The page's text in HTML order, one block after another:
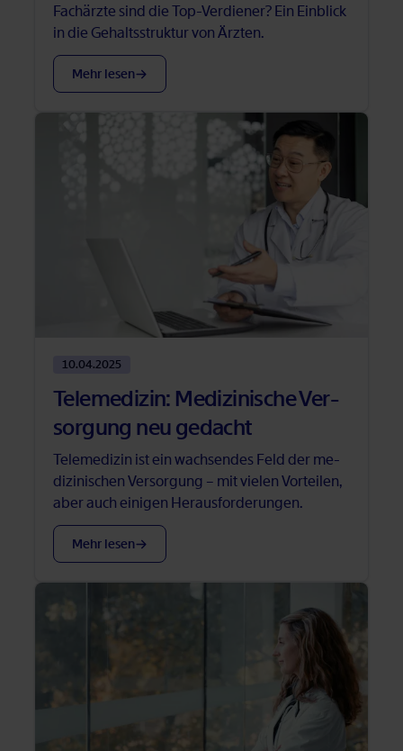
Fach­ärz­te sind die Top-Ver­die­ner? Ein Ein­blick
in die Ge­halts­struk­tur von Ärz­ten.
Mehr le­sen
10.04.2025
Te­le­me­di­zin: Me­di­zi­ni­sche Ver­
sor­gung neu ge­dacht
Te­le­me­di­zin ist ein wach­sen­des Feld der me­
di­zi­ni­schen Ver­sor­gung – mit vie­len Vor­tei­len,
aber auch ei­ni­gen Her­aus­for­de­run­gen.
Mehr le­sen